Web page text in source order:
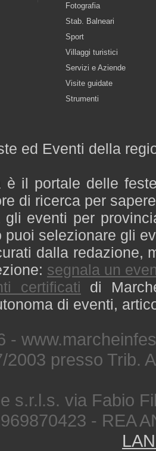
Fotografia
Stab. Balneari
Sport
Villaggi turistici
Servizi e Aziende
Visite guidate
Strumenti
ed Eventi della
è il portale delle
di ricerca per
gli eventi per
puoi selezionare gli
dalla redazione,
segnala un
certificati di
di eventi,
-
2003 presso Trib.
s.r.l.s. via Fabio
- REA